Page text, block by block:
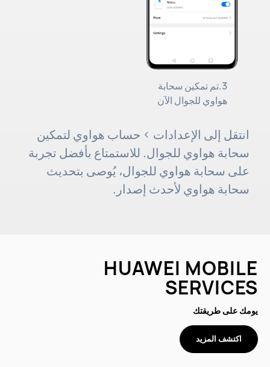
3.تم تمكين سحابة
هواوي للجوال الآن
انتقل إلى الإعدادات > حساب هواوي لتمكين
سحابة هواوي للجوال. للاستمتاع بأفضل تجربة
على سحابة هواوي للجوال، يُوصى بتحديث
سحابة هواوي لأحدث إصدار.
HUAWEI MOBILE
SERVICES
يومك على طريقتك
اكتشف المزيد